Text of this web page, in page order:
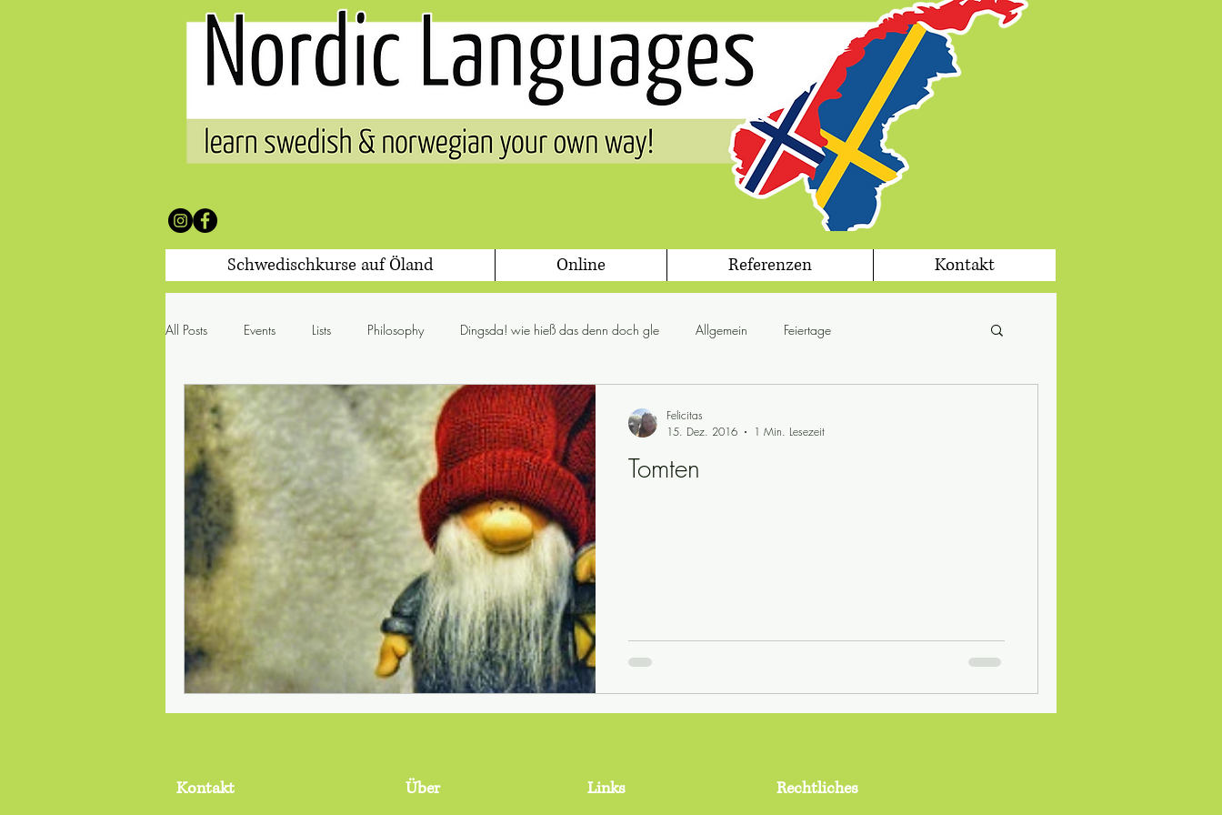
Schwedischkurse auf Öland Online Referenzen Kontakt
All Posts Events Lists Philosophy Dingsda! wie hieß das denn doch gle Allgemein Feiertage
100 Worte & was sie mit sich br glögg Jul Flora & Fauna
Safety first julkalender Redewendungen riksdagsval schwedische Grammatik
säkerhet Schwedische Natur Sicherheit schwedische Traditionen
typisch Schwedisch synonyme
Tomten
Felicitas
15. Dez. 2016
1 Min. Lesezeit
Kontakt Über Links Rechtliches